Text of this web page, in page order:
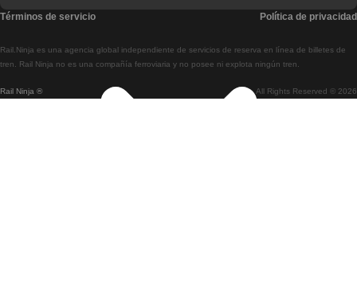
Tren De Lisboa A Braga
Tren De Braga A Lisboa
Rail Ninja ® All Rights Reserved © 2026
Rail.Ninja es una agencia global independiente de servicios de reserva en línea de billetes de
tren. Rail Ninja no es una compañía ferroviaria y no posee ni explota ningún tren.
Términos de servicio Política de privacidad